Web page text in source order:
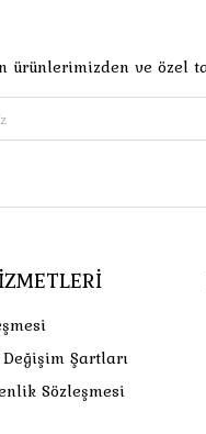
ürünlerimizden ve özel
Şartları
Sözleşmesi